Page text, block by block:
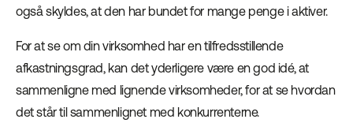
også skyldes, at den har bundet for mange penge i aktiver.
For at se om din virksomhed har en tilfredsstillende
afkastningsgrad, kan det yderligere være en god idé, at
sammenligne med lignende virksomheder, for at se hvordan
det står til sammenlignet med konkurrenterne.